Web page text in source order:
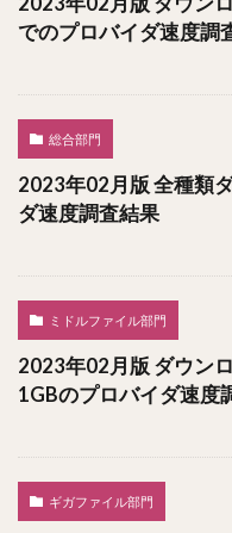
でのプロバイダ速度調
総合部門
2023年02月版 全種類
ダ速度調査結果
ミドルファイル部門
2023年02月版 ダウン
1GBのプロバイダ速度
ギガファイル部門